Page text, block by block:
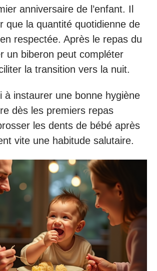
anniversaire de l’enfant. Il
que la quantité quotidienne de
respectée. Après le repas du
un biberon peut compléter
la transition vers la nuit.
à instaurer une bonne hygiène
dès les premiers repas
les dents de bébé après
vite une habitude salutaire.